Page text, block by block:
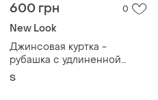
600 грн 0
New Look
Джинсовая куртка -
рубашка с удлиненной
спинкой. джинсовка.
S